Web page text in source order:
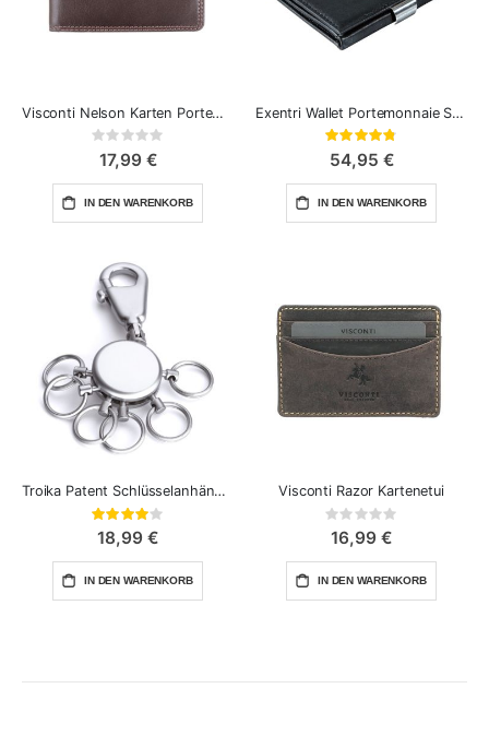
Visconti Nelson Karten Portemonnaie
Rating:
17,99 €
IN DEN WARENKORB
Exentri Wallet Portemonnaie Schwarz Leder
Bewertung:
54,95 €
IN DEN WARENKORB
Troika Patent Schlüsselanhänger
Bewertung:
80%
18,99 €
IN DEN WARENKORB
Visconti Razor Kartenetui
Rating:
0%
16,99 €
IN DEN WARENKORB